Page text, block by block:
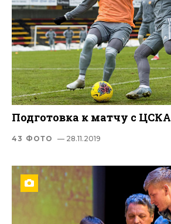
Подготовка к матчу с ЦСКА
43 ФОТО — 28.11.2019